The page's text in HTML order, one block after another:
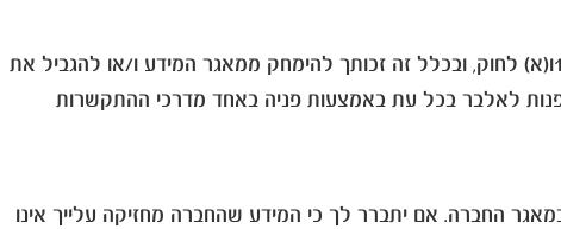
בנוסף, במקרה שנפנה אליך באמצעות "דיוור ישיר" כהגדרת מונח זה בחוק הגנת הפרטיות, יחולו על הפניה כל ההוראות סעיף 17ו(א) לחוק, ובכלל זה זכותך להימחק ממאגר המידע ו/או להגביל את
לאלבר בכל עת באמצעות פניה באחד מדרכי ההתקשרות
(כהגדרתו בחוק) אשר מצוי במאגר החברה. אם יתברר לך כי המידע שהחברה מחזיקה עלייך אינו